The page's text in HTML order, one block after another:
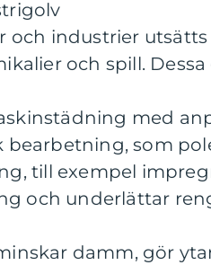
och industrier
och spill.
med
bearbetning, som
till exempel
och underlättar
damm, gör